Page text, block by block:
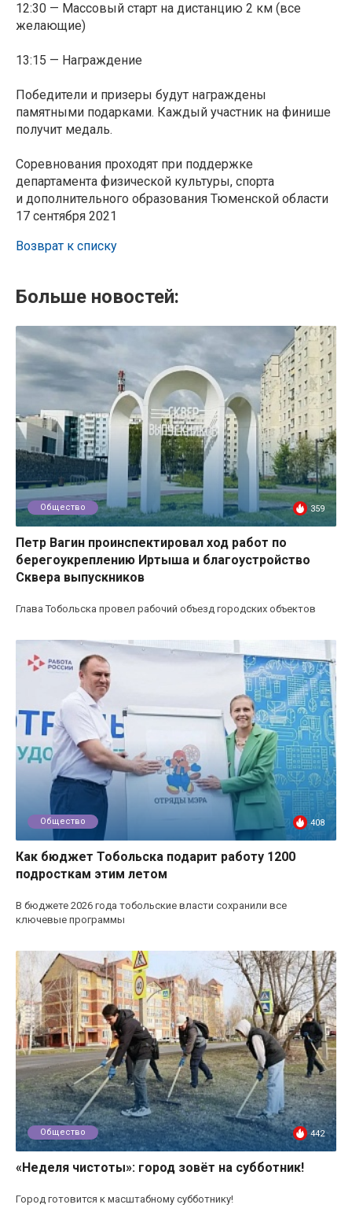
12:30 — Массовый старт на дистанцию 2 км (все
желающие)
13:15 — Награждение
Победители и призеры будут награждены
памятными подарками. Каждый участник на финише
получит медаль.
Соревнования проходят при поддержке
департамента физической культуры, спорта
и дополнительного образования Тюменской области
17 сентября 2021
Возврат к списку
Больше новостей:
Общество 359
Петр Вагин проинспектировал ход работ по
берегоукреплению Иртыша и благоустройство
Сквера выпускников
Глава Тобольска провел рабочий объезд городских объектов
Общество 408
Как бюджет Тобольска подарит работу 1200
подросткам этим летом
В бюджете 2026 года тобольские власти сохранили все
ключевые программы
Общество 442
«Неделя чистоты»: город зовёт на субботник!
Город готовится к масштабному субботнику!